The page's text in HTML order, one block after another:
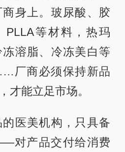
身上。玻尿酸、胶
PLLA等材料，热玛
溶脂、冷冻美白等
厂商必须保持新品
才能立足市场。
医美机构，只具备
对产品交付给消费